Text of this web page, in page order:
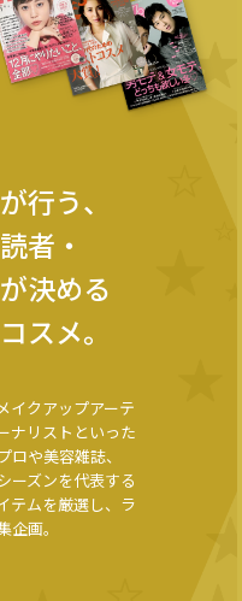
行う、
者・
決める
スメ。
イクアップアーテ
ナリストといった
ロや美容雑誌、
ーズンを代表する
ムを厳選し、 ラ
画。